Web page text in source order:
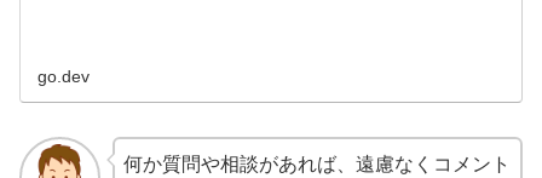
go.dev
何か質問や相談があれば、遠慮なくコメント